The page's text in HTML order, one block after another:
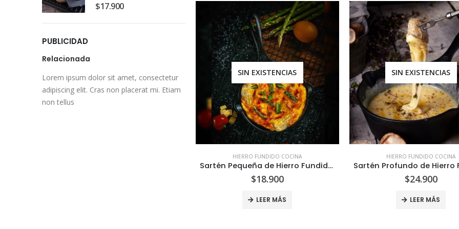
SIN EXISTENCIAS
HIERRO FUNDIDO COCINA
Sartén Pequeña de Hierro Fundido 16.5 cm
$18.900
LEER MÁS
SIN EXISTENCIAS
HIERRO FUNDIDO COCINA
$24.900
LEER MÁS
0 out of 5
$17.900 0out of 5
17.900 0out of 5
17.900
PUBLICIDAD
Relacionada
Lorem ipsum dolor sit amet, consectetur
adipiscing elit. Cras non placerat mi. Etiam
non tellus